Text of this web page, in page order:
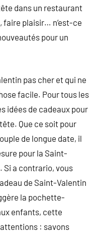
dans un restaurant
faire plaisir… n’est-ce
pour un
pas cher et qui ne
facile. Pour tous les
idées de cadeaux pour
Que ce soit pour
de longue date, il
pour la Saint-
Si a contrario, vous
de Saint-Valentin
la pochette-
enfants, cette
: savons